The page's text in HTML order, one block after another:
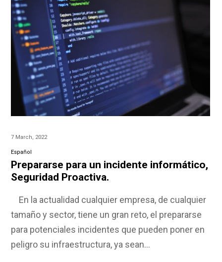
7 March, 2022
Español
Prepararse para un incidente informático,
Seguridad Proactiva.
En la actualidad cualquier empresa, de cualquier
tamaño y sector, tiene un gran reto, el prepararse
para potenciales incidentes que pueden poner en
peligro su infraestructura, ya sean…